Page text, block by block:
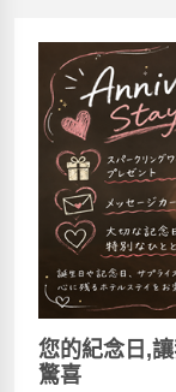
您的紀念日,
驚喜